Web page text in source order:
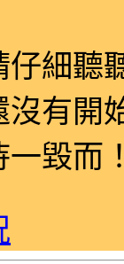
仔細聽
沒有開
一毀而